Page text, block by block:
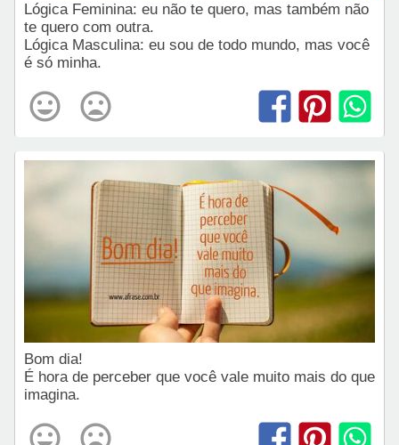
Lógica Feminina: eu não te quero, mas também não
te quero com outra.
Lógica Masculina: eu sou de todo mundo, mas você
é só minha.
Bom dia!
É hora de perceber que você vale muito mais do que
imagina.